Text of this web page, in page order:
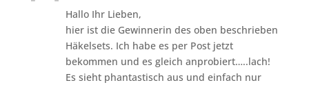
Hallo Ihr Lieben,
hier ist die Gewinnerin des oben beschrieben
Häkelsets. Ich habe es per Post jetzt
bekommen und es gleich anprobiert…..lach!
Es sieht phantastisch aus und einfach nur